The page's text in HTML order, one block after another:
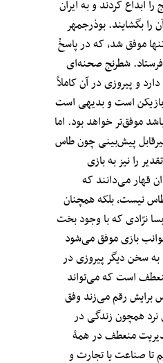
ابداع کردند و به ایران
را بگشایند. بوذرجمهر
موفق شد، که در پاسخْ
فرستاد. شطرنج صحنه‌ای
و پیروزی در آن کاملاً
است و بدیهی است
موفق‌تر خواهد بود. اما
پیش‌بینی چون طاس
را نیز به بازی
قهار می‌دانند که
نیست، بلکه همچنان
نرّادی که با وجود بخت
بازی موفق می‌شود
به سخن دیگر پیروزی در
است که می‌تواند
برایش رقم می‌زند وفق
همچون زندگی در
منعطف در همۀ
تا صناعت یا تجارت و